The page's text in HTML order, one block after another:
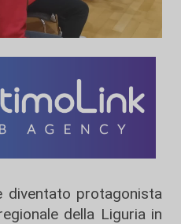
diventato protagonista
della Liguria in